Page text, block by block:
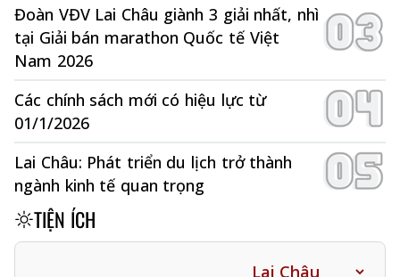
Đoàn VĐV Lai Châu giành 3 giải nhất, nhì
tại Giải bán marathon Quốc tế Việt
Nam 2026
Các chính sách mới có hiệu lực từ
01/1/2026
Lai Châu: Phát triển du lịch trở thành
ngành kinh tế quan trọng
TIỆN ÍCH